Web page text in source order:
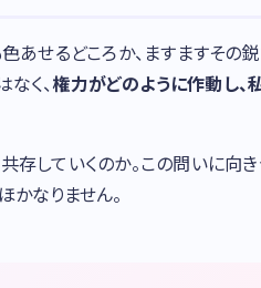
せるどころか、ますますその
く、権力がどのように作動し、
存していくのか。この問いに向
なりません。